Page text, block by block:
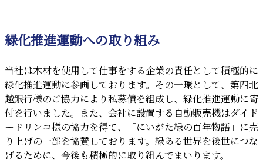
緑化推進運動への取り組み
当社は木材を使用して仕事をする企業の責任として積極的に
緑化推進運動に参画しております。その一環として、第四北
越銀行様のご協力により私募債を組成し、緑化推進運動に寄
付を行いました。また、会社に設置する自動販売機はダイド
ードリンコ様の協力を得て、「にいがた緑の百年物語」に売
り上げの一部を協賛しております。緑ある世界を後世につな
げるために、今後も積極的に取り組んでまいります。